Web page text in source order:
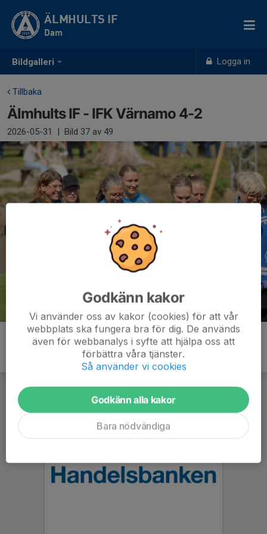
Bildgalleri Logga in
ÄLMHULTS IF
Dam
Tillbaka
Älmhults IF - IFK Värnamo 4-2
2026-05-31 | Bild 37 av 49
Godkänn kakor
Vi använder oss av kakor (cookies) för att vår
webbplats ska fungera bra för dig. De används
även för webbanalys i syfte att hjälpa oss att
förbättra våra tjänster.
Så använder vi cookies
Godkänn alla kakor
Bara nödvändiga